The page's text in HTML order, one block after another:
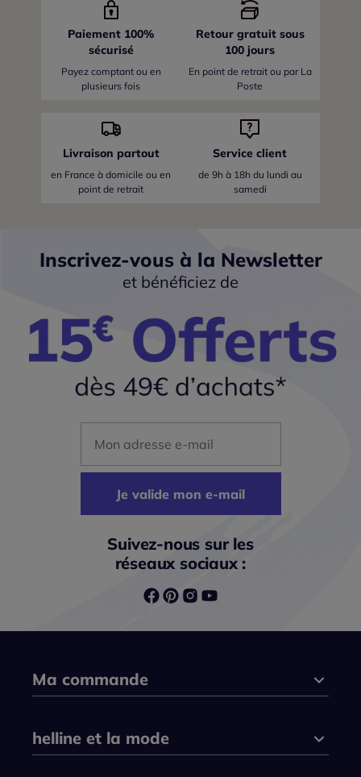
Paiement 100%
sécurisé
Payez comptant ou en
plusieurs fois
Retour gratuit sous
100 jours
En point de retrait ou par La
Poste
Livraison partout
en France à domicile ou en
point de retrait
Service client
de 9h à 18h du lundi au
samedi
Inscrivez-vous à la Newsletter
et bénéficiez de
Je valide mon e-mail
Suivez-nous sur les
réseaux sociaux :
Ma commande
helline et la mode